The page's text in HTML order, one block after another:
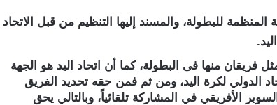
للبطولة، والمسند إليها التنظيم من قبل الاتحاد
فريقان منها فى البطولة، كما أن اتحاد اليد هو الجهة
الدولي لكرة اليد، ومن ثم فمن حقه تحديد الفريق
الأفريقي في المشاركة تلقائياً، وبالتالي يحق